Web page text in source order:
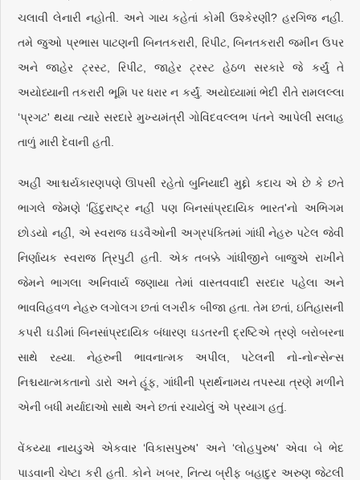
ચલાવી લેનારી નહોતી. અને ગાય કહેતાં કોમી ઉશ્કેરણી? હરગિજ નહીં.
તમે જુઓ પ્રભાસ પાટણની બિનતકરારી, રિપીટ, બિનતકરારી જમીન ઉપર
અને જાહેર ટ્રસ્ટ, રિપીટ, જાહેર ટ્રસ્ટ હેઠળ સરકારે જે કર્યું તે
અયોધ્યાની તકરારી ભૂમિ પર ધરાર ન કર્યું. અયોધ્યામાં ભેદી રીતે રામલલ્લા
‘પ્રગટ' થયા ત્યારે સરદારે મુખ્યમંત્રી ગોવિંદવલ્લભ પંતને આપેલી સલાહ
તાળું મારી દેવાની હતી.
અહીં આશ્ચર્યકારણપણે ઊપસી રહેતો બુનિયાદી મુદ્દો કદાચ એ છે કે છતે
ભાગલે જેમણે ‘હિંદુરાષ્ટ્ર નહીં પણ બિનસાંપ્રદાયિક ભારત'નો અભિગમ
છોડયો નહીં, એ સ્વરાજ ઘડવૈઓની અગ્રપંક્તિમાં ગાંધી નેહરુ પટેલ જેવી
નિર્ણાયક સ્વરાજ ત્રિપુટી હતી. એક તબક્કે ગાંધીજીને બાજુએ રાખીને
જેમને ભાગલા અનિવાર્ય જણાયા તેમાં વાસ્તવવાદી સરદાર પહેલા અને
ભાવવિહવળ નેહરુ લગોલગ છતાં લગરીક બીજા હતા. તેમ છતાં, ઇતિહાસની
કપરી ઘડીમાં બિનસાંપ્રદાયિક બંધારણ ઘડતરની દ્રષ્ટિએ ત્રણે બરોબરના
સાથે રહ્યા. નેહરુની ભાવનાત્મક અપીલ, પટેલની નો-નોન્સેન્સ
નિશ્ચયાત્મકતાનો ડારો અને હૂંફ, ગાંધીની પ્રાર્થનામય તપસ્યા ત્રણે મળીને
એની બધી મર્યાદાઓ સાથે અને છતાં રચાયેલું એ પ્રયાગ હતું.
વેંકય્યા નાયડુએ એકવાર ‘વિકાસપુરુષ' અને ‘લોહપુરુષ' એવા બે ભેદ
પાડવાની ચેષ્ટા કરી હતી. કોને ખબર, નિત્ય બ્રીફ બહાદુર અરુણ જેટલી